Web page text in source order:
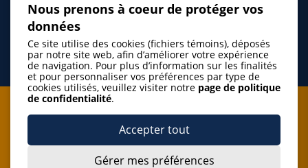
Je m'abonne à l'infolettre
Nous prenons à coeur de protéger vos
données
Ce site utilise des cookies (fichiers témoins), déposés
par notre site web, afin d’améliorer votre expérience
de navigation. Pour plus d’information sur les finalités
et pour personnaliser vos préférences par type de
cookies utilisés, veuillez visiter notre page de politique
de confidentialité.
Accepter tout
Gérer mes préférences